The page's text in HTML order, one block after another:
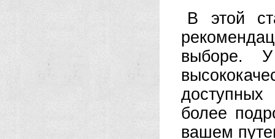
В этой
выборе.
более
вашем